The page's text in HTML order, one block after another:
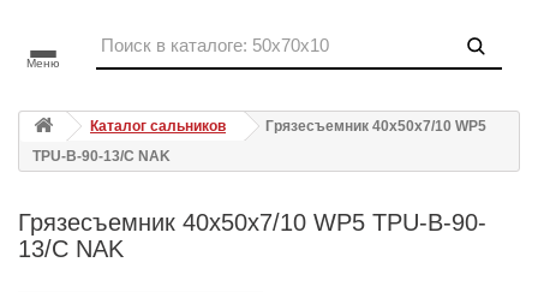
Меню
Каталог сальников
Грязесъемник 40x50x7/10 WP5
TPU-B-90-13/C NAK
Грязесъемник 40x50x7/10 WP5 TPU-B-90-
13/C NAK